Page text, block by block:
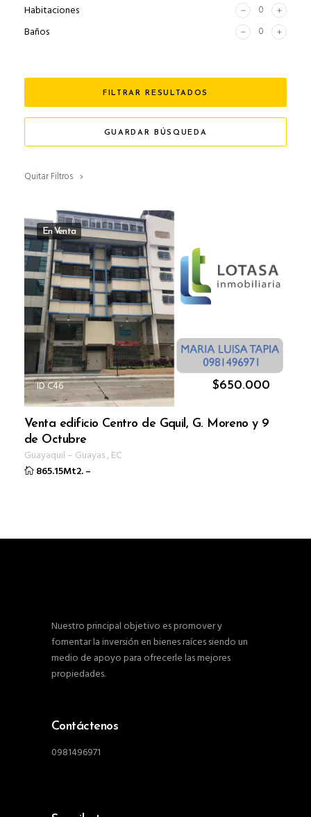
Habitaciones
Baños
FILTRAR RESULTADOS
GUARDAR BÚSQUEDA
Quitar Filtros
En Venta
ID C46 $650.000
Venta edificio Centro de Gquil, G. Moreno y 9
de Octubre
Guayaquil – Guayas, EC
865.15Mt2.–
Nuestro principal objetivo es promover y
fomentar la inversión en bienes raíces siendo un
medio de apoyo para ofrecerle las mejores
propiedades.
Contáctenos
0981496971